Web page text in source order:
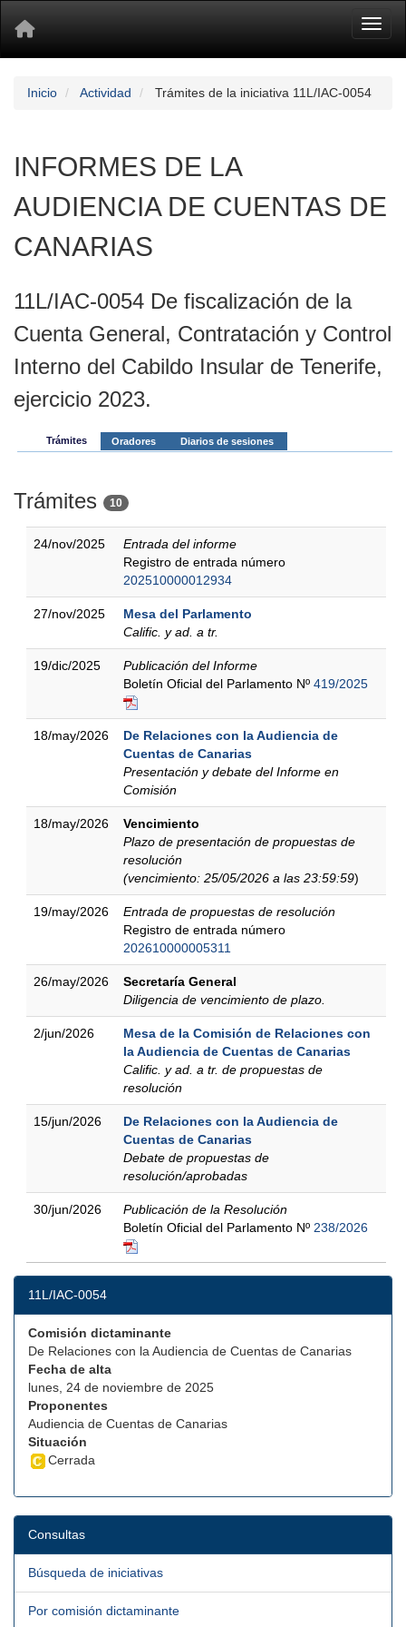
Inicio Actividad Trámites de la iniciativa 11L/IAC-0054
INFORMES DE LA
AUDIENCIA DE CUENTAS DE
CANARIAS
11L/IAC-0054 De fiscalización de la
Cuenta General, Contratación y Control
Interno del Cabildo Insular de Tenerife,
ejercicio 2023.
Trámites Oradores Diarios de sesiones
Trámites 10
24/nov/2025
Entrada del informe
Registro de entrada número
202510000012934
27/nov/2025
Mesa del Parlamento
Calific. y ad. a tr.
19/dic/2025
Publicación del Informe
Boletín Oficial del Parlamento Nº 419/2025
18/may/2026
De Relaciones con la Audiencia de
Cuentas de Canarias
Presentación y debate del Informe en
Comisión
18/may/2026
Vencimiento
Plazo de presentación de propuestas de
resolución
(vencimiento: 25/05/2026 a las 23:59:59)
19/may/2026
Entrada de propuestas de resolución
Registro de entrada número
202610000005311
26/may/2026
Secretaría General
Diligencia de vencimiento de plazo.
2/jun/2026
Mesa de la Comisión de Relaciones con
la Audiencia de Cuentas de Canarias
Calific. y ad. a tr. de propuestas de
resolución
15/jun/2026
De Relaciones con la Audiencia de
Cuentas de Canarias
Debate de propuestas de
resolución/aprobadas
30/jun/2026
Publicación de la Resolución
Boletín Oficial del Parlamento Nº 238/2026
11L/IAC-0054
Comisión dictaminante
De Relaciones con la Audiencia de Cuentas de Canarias
Fecha de alta
lunes, 24 de noviembre de 2025
Proponentes
Audiencia de Cuentas de Canarias
Situación
Cerrada
Consultas
Búsqueda de iniciativas
Por comisión dictaminante